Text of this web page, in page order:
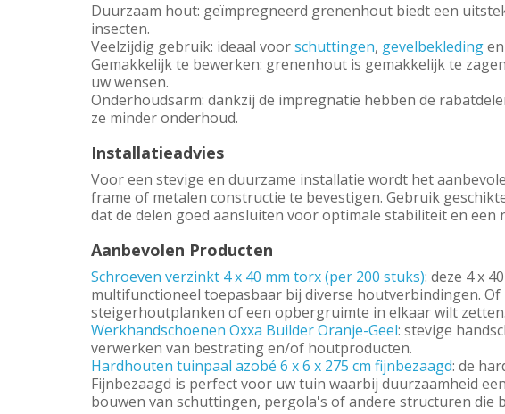
Duurzaam hout: geïmpregneerd grenenhout biedt een
insecten.
Veelzijdig gebruik: ideaal voorschuttingen, gevelbekleding
Gemakkelijk te bewerken: grenenhout is gemakkelijk te
uw wensen.
Onderhoudsarm: dankzij de impregnatie hebben de
ze minder onderhoud.
Installatieadvies
Voor een stevige en duurzame installatie wordt het
frame of metalen constructie te bevestigen. Gebruik
dat de delen goed aansluiten voor optimale stabiliteit en een
Aanbevolen Producten
Schroeven verzinkt 4 x 40 mm torx (per 200 stuks): deze 4 x
multifunctioneel toepasbaar bij diverse houtverbindingen.
steigerhoutplanken of een opbergruimte in elkaar wilt
Werkhandschoenen Oxxa Builder Oranje-Geel: stevige
verwerken van bestrating en/of houtproducten.
Hardhouten tuinpaal azobé 6 x 6 x 275 cm fijnbezaagd: de
Fijnbezaagd is perfect voor uw tuin waarbij duurzaamheid
bouwen van schuttingen, pergola's of andere structuren die